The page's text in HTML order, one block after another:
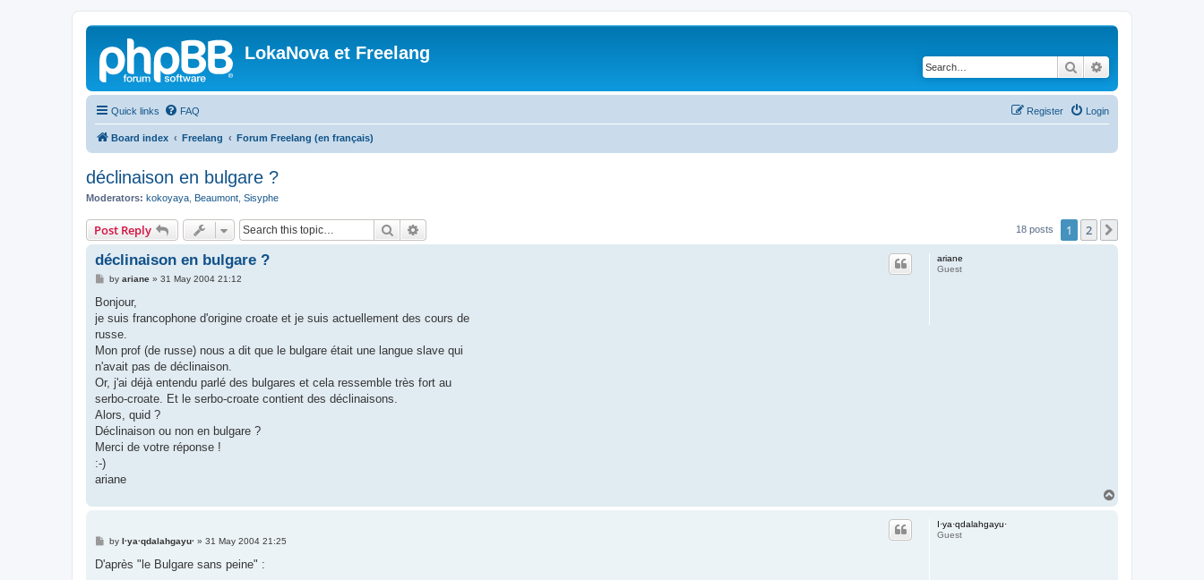
LokaNova et Freelang
Search
Quick links FAQ Login
Register
Board index Freelang Forum Freelang (en français)
déclinaison en bulgare ?
Moderators: kokoyaya Beaumont Sisyphe
Post Reply Search 18 posts 1 2
ariane
Guest
déclinaison en bulgare ?
P
s
by ariane» 31 May 2004 21:12
Bonjour,
je suis francophone d'origine croate et je suis actuellement des cours de
russe.
Mon prof (de russe) nous a dit que le bulgare était une langue slave qui
n'avait pas de déclinaison.
Or, j'ai déjà entendu parlé des bulgares et cela ressemble très fort au
serbo-croate. Et le serbo-croate contient des déclinaisons.
Alors, quid ?
Déclinaison ou non en bulgare ?
Merci de votre réponse !
:-)
ariane
I·ya·qdalahgayu·
Guest
P
s
by I·ya·qdalahgayu· » 31 May 2004 21:25
D'après "le Bulgare sans peine" :